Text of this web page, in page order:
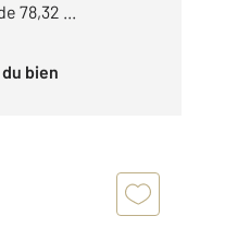
78,32 ...
du bien